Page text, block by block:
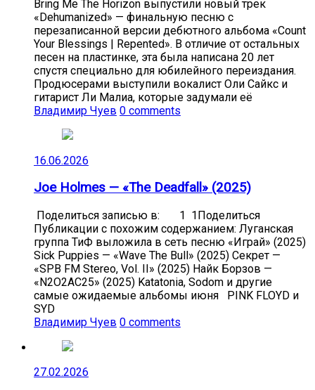
Bring Me The Horizon выпустили новый трек
«Dehumanized» — финальную песню с
перезаписанной версии дебютного альбома «Count
Your Blessings | Repented». В отличие от остальных
песен на пластинке, эта была написана 20 лет
спустя специально для юбилейного переиздания.
Продюсерами выступили вокалист Оли Сайкс и
гитарист Ли Малиа, которые задумали её
Владимир Чуев 0 comments
16.06.2026
Joe Holmes — «The Deadfall» (2025)
Поделиться записью в: 1 1Поделиться
Публикации с похожим содержанием: Луганская
группа ТиФ выложила в сеть песню «Играй» (2025)
Sick Puppies — «Wave The Bull» (2025) Секрет —
«SPB FM Stereo, Vol. II» (2025) Найк Борзов —
«N2O2AC25» (2025) Katatonia, Sodom и другие
самые ожидаемые альбомы июня PINK FLOYD и
SYD
Владимир Чуев 0 comments
27.02.2026